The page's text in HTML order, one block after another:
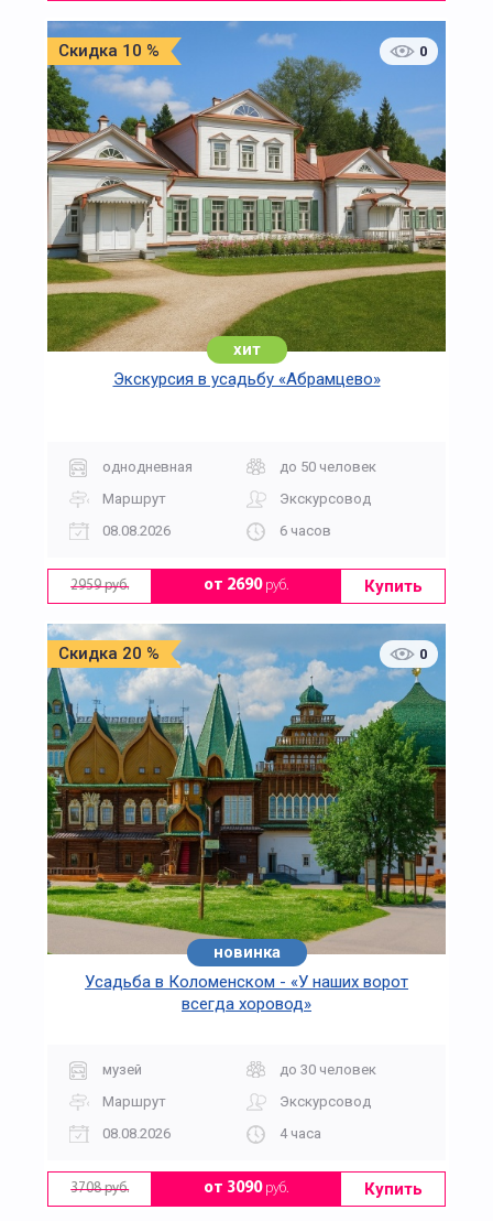
Скидка 10 % 0
хит
Экскурсия в усадьбу «Абрамцево»
однодневная
до 50 человек
Маршрут
Экскурсовод
08.08.2026
6 часов
2959 руб. от 2690руб. Купить
Скидка 20 % 0
новинка
Усадьба в Коломенском - «У наших ворот
всегда хоровод»
музей
до 30 человек
Маршрут
Экскурсовод
08.08.2026
4 часа
3708 руб. от 3090руб. Купить